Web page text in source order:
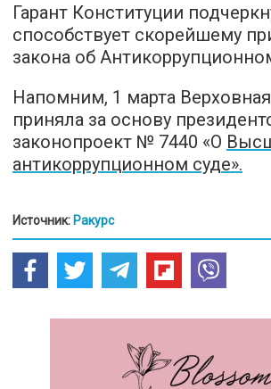
Гарант Конституции
способствует скорейшему
закона об
Напомним, 1 марта
приняла за основу
законопроект № 7440 «О
антикоррупционном суде».
Источник: Ракурс